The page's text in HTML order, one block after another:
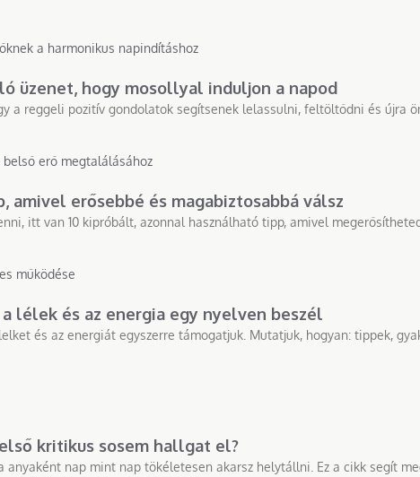
üzenet, hogy mosollyal induljon a napod
a reggeli pozitív gondolatok segítsenek lelassulni, feltöltődni és újra
amivel erősebbé és magabiztosabbá válsz
itt van 10 kipróbált, azonnal használható tipp, amivel
lélek és az energia egy nyelven beszél
és az energiát egyszerre támogatjuk. Mutatjuk, hogyan: tippek,
kritikus sosem hallgat el?
nap mint nap tökéletesen akarsz helytállni. Ez a cikk segít